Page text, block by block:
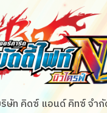
ษัท คิดซ์ แอนด์ คิทซ์ จำ